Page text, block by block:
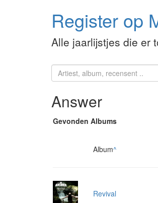
Register op
Alle jaarlijstjes die er
Answer
Gevonden Albums
Album^
Revival